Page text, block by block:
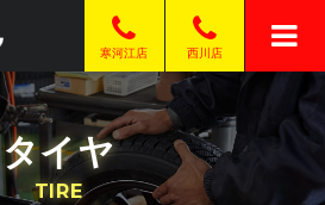
寒河江店 西川店
タイヤ
TIRE